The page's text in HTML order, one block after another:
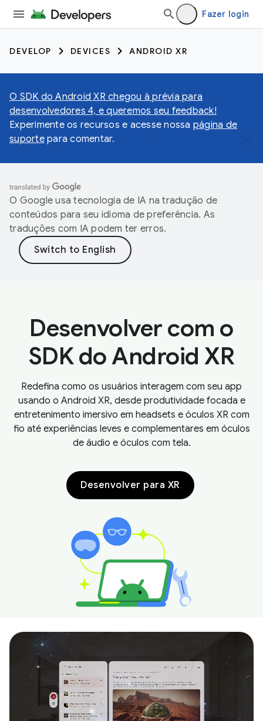
Fazer login
DEVELOP DEVICES ANDROID XR
O SDK do Android XR chegou à prévia para
desenvolvedores 4, e queremos seu feedback!
Experimente os recursos e acesse nossa página de
suportepara comentar.
O Google usa tecnologia de IA na tradução de
conteúdos para seu idioma de preferência. As
traduções com IA podem ter erros.
Desenvolver com o
SDK do Android XR
Redefina como os usuários interagem com seu app
usando o Android XR, desde produtividade focada e
entretenimento imersivo em headsets e óculos XR com
fio até experiências leves e complementares em óculos
de áudio e óculos com tela.
Desenvolver para XR